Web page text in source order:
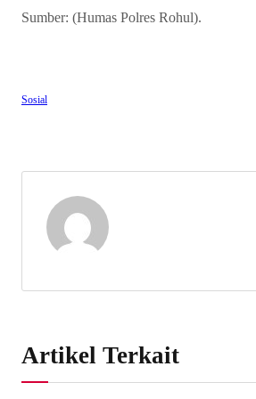
Sumber: (Humas Polres Rohul).
Sosial
Artikel Terkait